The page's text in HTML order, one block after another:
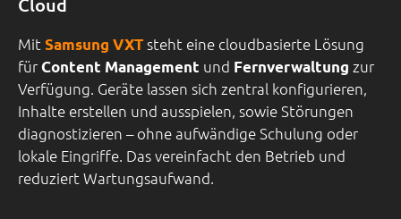
Cloud
Mit Samsung VXTsteht eine cloudbasierte Lösung
fürContent Management und Fernverwaltung zur
Verfügung. Geräte lassen sich zentral konfigurieren,
Inhalte erstellen und ausspielen, sowie Störungen
diagnostizieren – ohne aufwändige Schulung oder
lokale Eingriffe. Das vereinfacht den Betrieb und
reduziert Wartungsaufwand.